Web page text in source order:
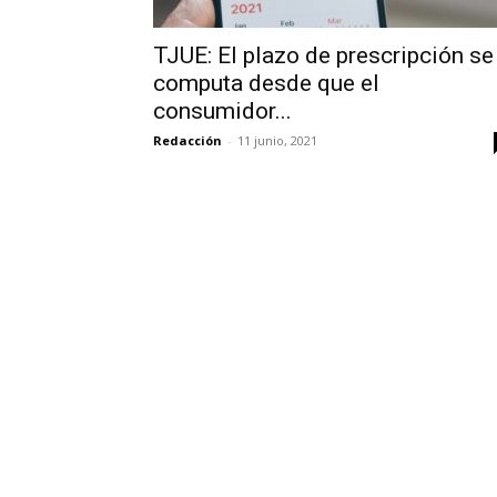
TJUE: El plazo de prescripción se
computa desde que el
consumidor...
Redacción - 11 junio, 2021